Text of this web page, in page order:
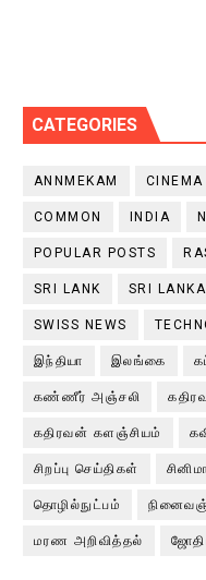
CATEGORIES
ANNMEKAM CINEMA
COMMON INDIA
POPULAR POSTS
SRI LANK SRI LANKA
SWISS NEWS
இந்தியா இலங்கை
கண்ணீர் அஞ்சலி
கதிரவன் களஞ்சியம்
சிறப்பு செய்திகள்
தொழில்நுட்பம்
மரண அறிவித்தல்